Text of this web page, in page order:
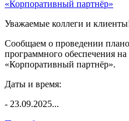
«Корпоративный партнёр»
Уважаемые коллеги и
Сообщаем о проведении
программного обеспечения
«Корпоративный партнёр».
Даты и время:
- 23.09.2025...